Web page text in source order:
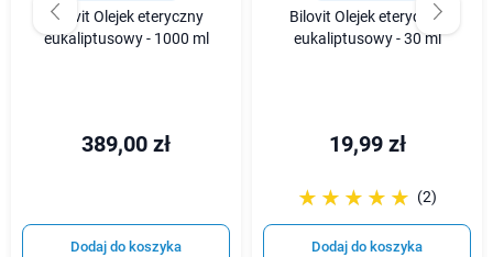
Bilovit Olejek eteryczny
eukaliptusowy - 1000 ml
389,00 zł
Dodaj do koszyka
Bilovit Olejek eteryczny
eukaliptusowy - 30 ml
19,99 zł
☆☆☆☆☆
★★★★★ (2)
Dodaj do koszyka